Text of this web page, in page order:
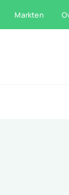
Markten